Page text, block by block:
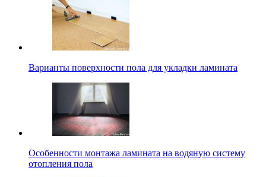
Варианты поверхности пола для укладки ламината
Особенности монтажа ламината на водяную систему
отопления пола